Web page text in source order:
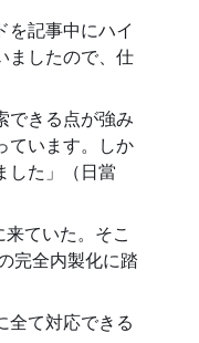
を記事中にハイ
ましたので、仕
できる点が強み
ています。しか
した」（日當
ていた。そこ
完全内製化に踏
全て対応できる